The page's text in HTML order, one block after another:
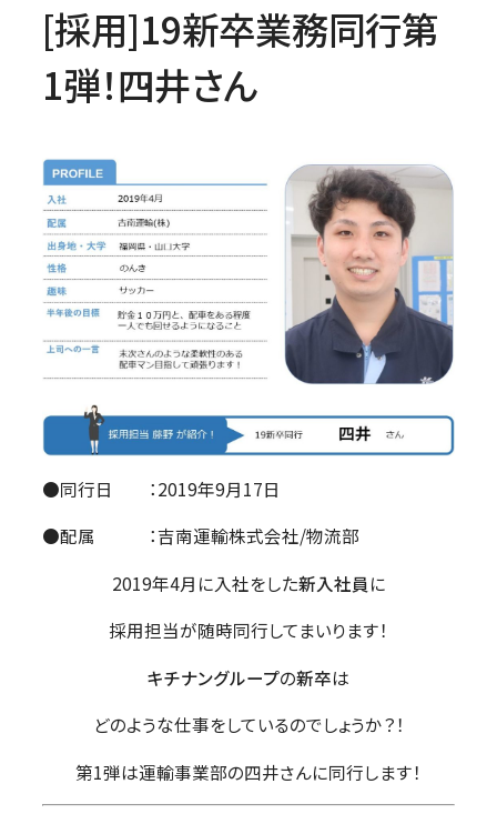
[採用]19新卒業務同行第
1弾！四井さん
●同行日 ：2019年9月17日
●配属 ：吉南運輸株式会社/物流部
2019年4月に入社をした新入社員に
採用担当が随時同行してまいります！
キチナングループの新卒は
どのような仕事をしているのでしょうか？！
第1弾は運輸事業部の四井さんに同行します！